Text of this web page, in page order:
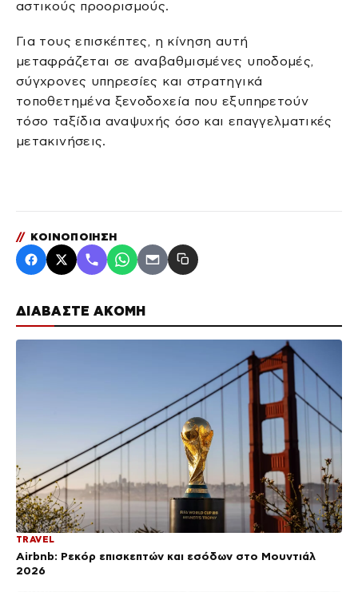
ΔΙΑΒΑΣΤΕ ΑΚΟΜΗ
TRAVEL
Airbnb: Ρεκόρ επισκεπτών και εσόδων στο Μουντιάλ
2026
αστικούς προορισμούς.
Για τους επισκέπτες, η κίνηση αυτή
μεταφράζεται σε αναβαθμισμένες υποδομές,
σύγχρονες υπηρεσίες και στρατηγικά
τοποθετημένα ξενοδοχεία που εξυπηρετούν
τόσο ταξίδια αναψυχής όσο και επαγγελματικές
μετακινήσεις.
// ΚΟΙΝΟΠΟΙΗΣΗ